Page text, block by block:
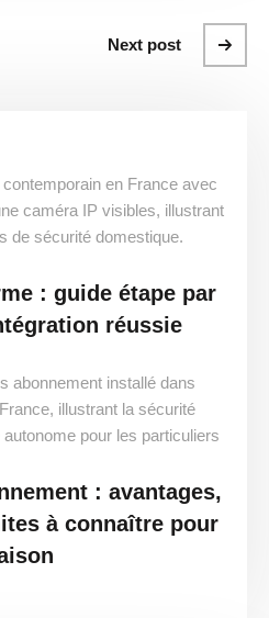
Next post
: guide étape par
réussie
: avantages,
à connaître pour